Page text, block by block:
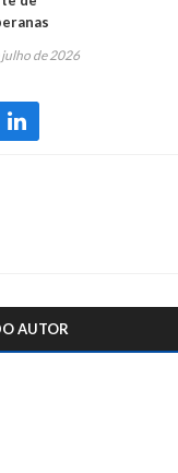
julho de 2026
AUTOR